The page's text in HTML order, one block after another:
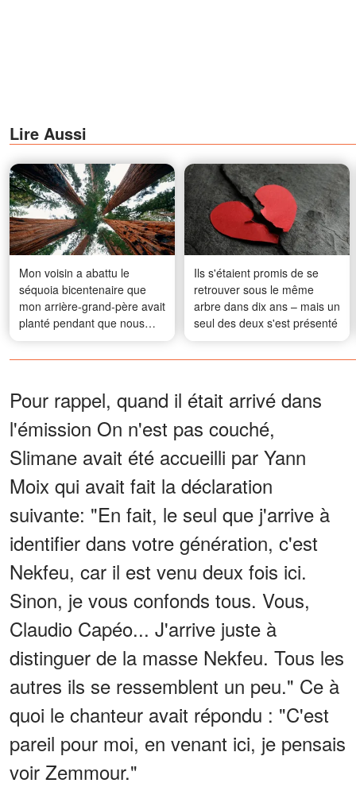
Lire Aussi
Mon voisin a abattu le
séquoia bicentenaire que
mon arrière-grand-père avait
planté pendant que nous
étions en vacances – Je lui
ai apporté un « cadeau »
Ils s'étaient promis de se
retrouver sous le même
arbre dans dix ans – mais un
seul des deux s'est présenté
Pour rappel, quand il était arrivé dans
l'émission On n'est pas couché,
Slimane avait été accueilli par Yann
Moix qui avait fait la déclaration
suivante: "En fait, le seul que j'arrive à
identifier dans votre génération, c'est
Nekfeu, car il est venu deux fois ici.
Sinon, je vous confonds tous. Vous,
Claudio Capéo... J'arrive juste à
distinguer de la masse Nekfeu. Tous les
autres ils se ressemblent un peu." Ce à
quoi le chanteur avait répondu : "C'est
pareil pour moi, en venant ici, je pensais
voir Zemmour."